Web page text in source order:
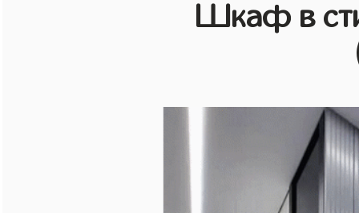
Шкаф в